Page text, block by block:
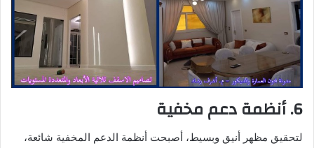
6. أنظمة دعم مخفية
لتحقيق مظهر أنيق وبسيط، أصبحت أنظمة الدعم المخفية شائعة،